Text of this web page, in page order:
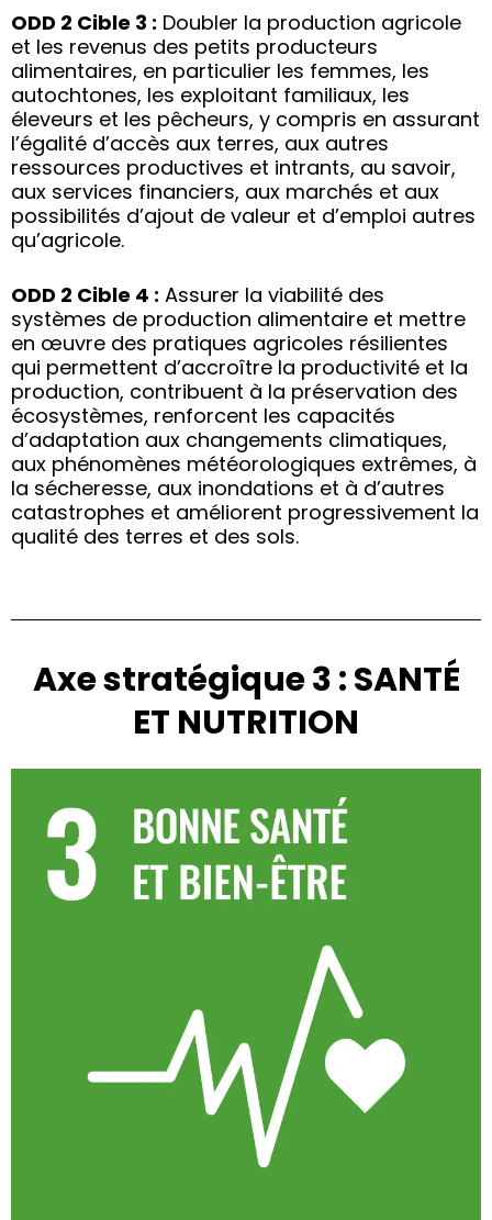
ODD 2 Cible 3 : Doubler la production agricole
et les revenus des petits producteurs
alimentaires, en particulier les femmes, les
autochtones, les exploitant familiaux, les
éleveurs et les pêcheurs, y compris en assurant
l’égalité d’accès aux terres, aux autres
ressources productives et intrants, au savoir,
aux services financiers, aux marchés et aux
possibilités d’ajout de valeur et d’emploi autres
qu’agricole.
ODD 2 Cible 4 : Assurer la viabilité des
systèmes de production alimentaire et mettre
en œuvre des pratiques agricoles résilientes
qui permettent d’accroître la productivité et la
production, contribuent à la préservation des
écosystèmes, renforcent les capacités
d’adaptation aux changements climatiques,
aux phénomènes météorologiques extrêmes, à
la sécheresse, aux inondations et à d’autres
catastrophes et améliorent progressivement la
qualité des terres et des sols.
Axe stratégique 3 : SANTÉ
ET NUTRITION